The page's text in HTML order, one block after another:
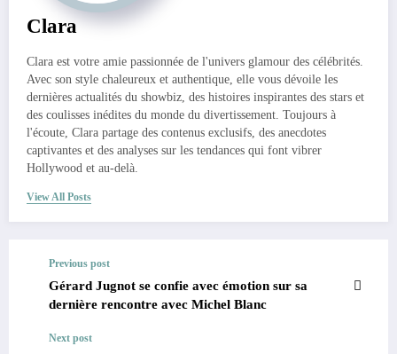
Clara
Clara est votre amie passionnée de l'univers glamour des célébrités.
Avec son style chaleureux et authentique, elle vous dévoile les
dernières actualités du showbiz, des histoires inspirantes des stars et
des coulisses inédites du monde du divertissement. Toujours à
l'écoute, Clara partage des contenus exclusifs, des anecdotes
captivantes et des analyses sur les tendances qui font vibrer
Hollywood et au-delà.
View All Posts
Previous post
Gérard Jugnot se confie avec émotion sur sa
dernière rencontre avec Michel Blanc
Next post